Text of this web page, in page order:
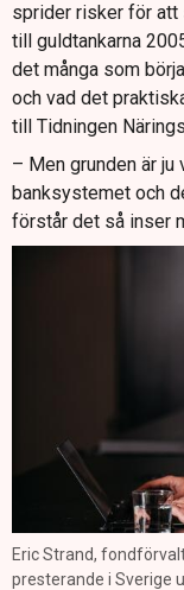
sprider risker för att
till guldtankarna
det många som
och vad det
till Tidningen
– Men grunden är ju
banksystemet och
förstår det så inser
Eric Strand,
presterande i Sverige